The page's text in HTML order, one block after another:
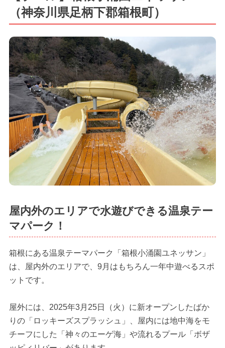
（神奈川県足柄下郡箱根町）
屋内外のエリアで水遊びできる温泉テー
マパーク！
箱根にある温泉テーマパーク「箱根小涌園ユネッサン」
は、屋内外のエリアで、9月はもちろん一年中遊べるスポ
ットです。
屋外には、2025年3月25日（火）に新オープンしたばか
りの「ロッキーズスプラッシュ」、屋内には地中海をモ
チーフにした「神々のエーゲ海」や流れるプール「ボザ